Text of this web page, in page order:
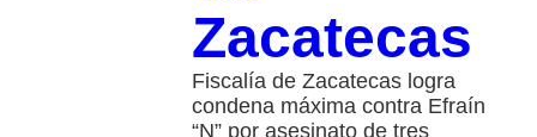
Zacatecas
Fiscalía de Zacatecas logra
condena máxima contra Efraín
“N” por asesinato de tres